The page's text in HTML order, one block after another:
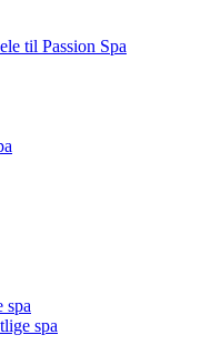
til Passion Spa
spa
spa